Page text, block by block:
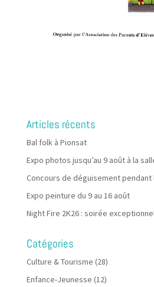
Articles récents
Bal folk à Pionsat
Expo photos jusqu’au 9 août à la
Concours de déguisement
Expo peinture du 9 au 16 août
Night Fire 2K26 : soirée
Catégories
Culture & Tourisme (28)
Enfance-Jeunesse (12)